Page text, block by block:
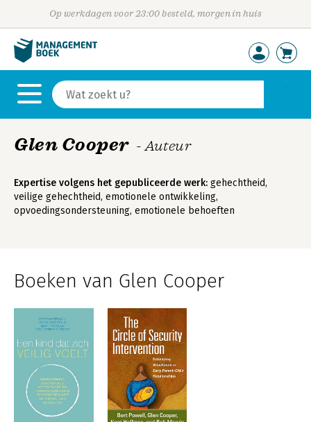
Op werkdagen voor 23:00 besteld, morgen in huis
Glen Cooper - Auteur
Expertise volgens het gepubliceerde werk: gehechtheid,
veilige gehechtheid, emotionele ontwikkeling,
opvoedingsondersteuning, emotionele behoeften
Boeken van Glen Cooper